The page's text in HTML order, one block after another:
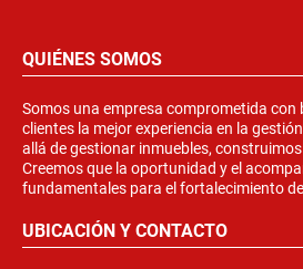
QUIÉNES SOMOS
Somos una empresa comprometida con
clientes la mejor experiencia en la
allá de gestionar inmuebles,
Creemos que la oportunidad y el
fundamentales para el fortalecimiento
UBICACIÓN Y CONTACTO